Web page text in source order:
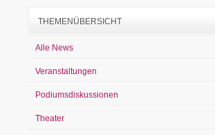
THEMENÜBERSICHT
Alle News
Veranstaltungen
Podiumsdiskussionen
Theater